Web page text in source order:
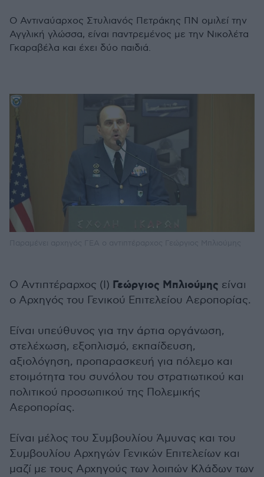
Ο Αντιναύαρχος Στυλιανός Πετράκης ΠΝ ομιλεί την
Αγγλική γλώσσα, είναι παντρεμένος με την Νικολέτα
Γκαραβέλα και έχει δύο παιδιά.
Ο Αντιπτέραρχος (Ι) Γεώργιος Μπλιούμης είναι
ο Αρχηγός του Γενικού Επιτελείου Αεροπορίας.
Είναι υπεύθυνος για την άρτια οργάνωση,
στελέχωση, εξοπλισμό, εκπαίδευση,
αξιολόγηση, προπαρασκευή για πόλεμο και
ετοιμότητα του συνόλου του στρατιωτικού και
πολιτικού προσωπικού της Πολεμικής
Αεροπορίας.
Είναι μέλος του Συμβουλίου Άμυνας και του
Συμβουλίου Αρχηγών Γενικών Επιτελείων και
μαζί με τους Αρχηγούς των λοιπών Κλάδων των